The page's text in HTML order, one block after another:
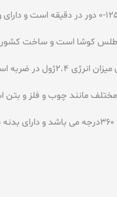
مانند چوب و فلز و بتن